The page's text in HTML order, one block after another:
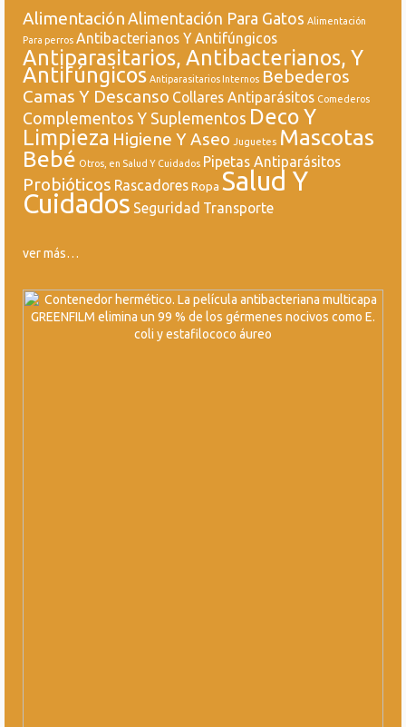
Alimentación Alimentación Para Gatos Alimentación
Para perros Antibacterianos Y Antifúngicos
Antiparasitarios, Antibacterianos, Y
Antifúngicos Antiparasitarios Internos Bebederos
Camas Y Descanso Collares Antiparásitos Comederos
Complementos Y Suplementos Deco Y
Limpieza Higiene Y Aseo Juguetes Mascotas
Bebé Otros, en Salud Y Cuidados Pipetas Antiparásitos
Probióticos RascadoresRopa Salud Y
Cuidados Seguridad Transporte
ver más…